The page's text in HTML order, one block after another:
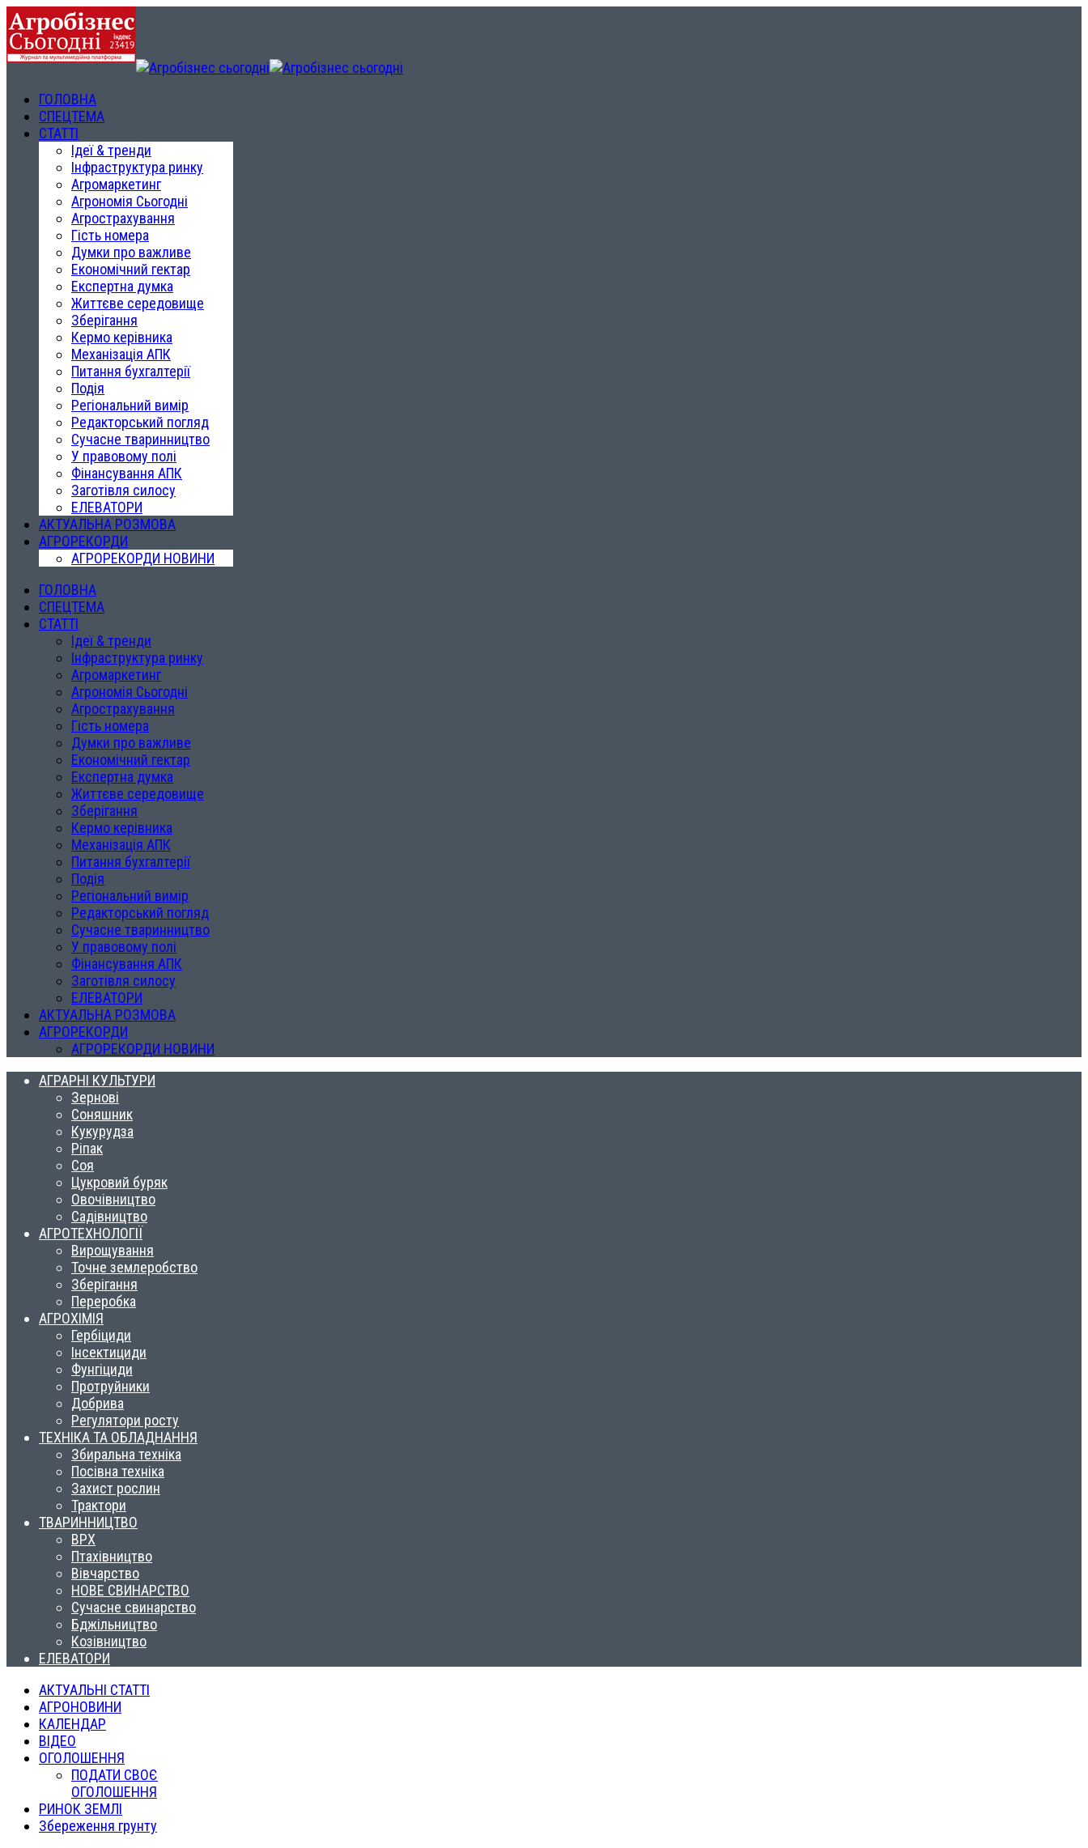
ГОЛОВНА
СПЕЦТЕМА
СТАТТІ
Ідеї & тренди
Інфраструктура ринку
Агромаркетинг
Агрономія Сьогодні
Агрострахування
Гість номера
Думки про важливе
Економічний гектар
Експертна думка
Життєве середовище
Зберігання
Кермо керівника
Механізація АПК
Питання бухгалтерії
Подія
Регіональний вимір
Редакторський погляд
Сучасне тваринництво
У правовому полі
Фінансування АПК
Заготівля силосу
ЕЛЕВАТОРИ
АКТУАЛЬНА РОЗМОВА
АГРОРЕКОРДИ
АГРОРЕКОРДИ НОВИНИ
ГОЛОВНА
СПЕЦТЕМА
СТАТТІ
Ідеї & тренди
Інфраструктура ринку
Агромаркетинг
Агрономія Сьогодні
Агрострахування
Гість номера
Думки про важливе
Економічний гектар
Експертна думка
Життєве середовище
Зберігання
Кермо керівника
Механізація АПК
Питання бухгалтерії
Подія
Регіональний вимір
Редакторський погляд
Сучасне тваринництво
У правовому полі
Фінансування АПК
Заготівля силосу
ЕЛЕВАТОРИ
АКТУАЛЬНА РОЗМОВА
АГРОРЕКОРДИ
АГРОРЕКОРДИ НОВИНИ
АГРАРНІ КУЛЬТУРИ
Зернові
Соняшник
Кукурудза
Ріпак
Соя
Цукровий буряк
Овочівництво
Садівництво
АГРОТЕХНОЛОГІЇ
Вирощування
Точне землеробство
Зберігання
Переробка
АГРОХІМІЯ
Гербіциди
Інсектициди
Фунгіциди
Протруйники
Добрива
Регулятори росту
ТЕХНІКА ТА ОБЛАДНАННЯ
Збиральна техніка
Посівна техніка
Захист рослин
Трактори
ТВАРИННИЦТВО
ВРХ
Птахівництво
Вівчарство
НОВЕ СВИНАРСТВО
Сучасне свинарство
Бджільництво
Козівництво
ЕЛЕВАТОРИ
АКТУАЛЬНІ СТАТТІ
АГРОНОВИНИ
КАЛЕНДАР
ВІДЕО
ОГОЛОШЕННЯ
ПОДАТИ СВОЄ
ОГОЛОШЕННЯ
РИНОК ЗЕМЛІ
Збереження грунту